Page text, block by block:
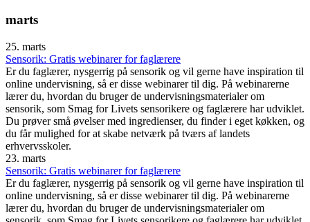
marts
25. marts
Sensorik: Gratis webinarer for faglærere
Er du faglærer, nysgerrig på sensorik og vil gerne have inspiration til
online undervisning, så er disse webinarer til dig. På webinarerne
lærer du, hvordan du bruger de undervisningsmaterialer om
sensorik, som Smag for Livets sensorikere og faglærere har udviklet.
Du prøver små øvelser med ingredienser, du finder i eget køkken, og
du får mulighed for at skabe netværk på tværs af landets
erhvervsskoler.
23. marts
Sensorik: Gratis webinarer for faglærere
Er du faglærer, nysgerrig på sensorik og vil gerne have inspiration til
online undervisning, så er disse webinarer til dig. På webinarerne
lærer du, hvordan du bruger de undervisningsmaterialer om